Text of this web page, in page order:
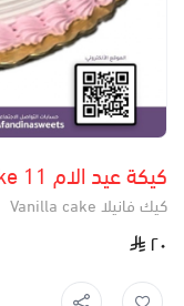
كيكة عيد الام 11 Mothersday cake
كيك فانيلا Vanilla cake
٢٠